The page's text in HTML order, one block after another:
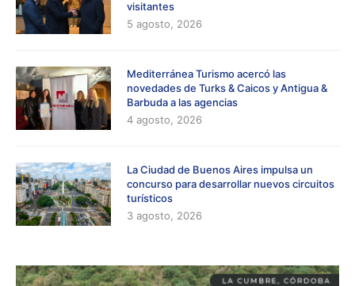
visitantes
5 agosto, 2026
Mediterránea Turismo acercó las
novedades de Turks & Caicos y Antigua &
Barbuda a las agencias
4 agosto, 2026
La Ciudad de Buenos Aires impulsa un
concurso para desarrollar nuevos circuitos
turísticos
3 agosto, 2026